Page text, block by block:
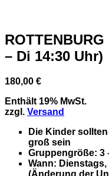
– Di 14:30 Uhr)
180,00 €
Enthält 19% MwSt.
zzgl. Versand
Die Kinder
groß sein
Gruppengröße: 3
Wann: Dienstags,
(Änderung der